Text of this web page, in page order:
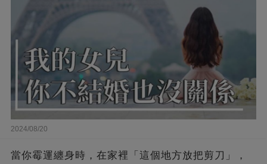
2024/08/20
當你霉運纏身時，在家裡「這個地方放把剪刀」，